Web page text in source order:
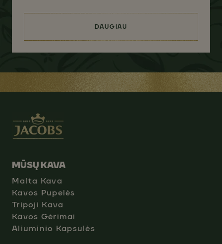
DAUGIAU
MŪSŲ KAVA
Malta Kava
Kavos Pupelės
Tripoji Kava
Kavos Gėrimai
Aliuminio Kapsulės